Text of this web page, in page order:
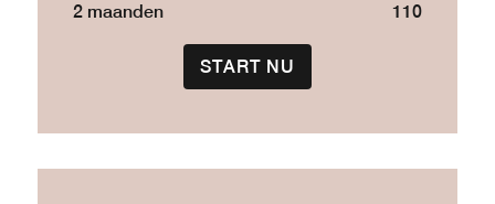
2 maanden 110
START NU